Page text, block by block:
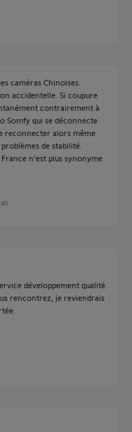
caméras Chinoises.
accidentelle. Si coupure
contrairement à
Somfy qui se déconnecte
reconnecter alors même
de stabilité.
n’est plus synonyme
développement qualité
rencontrez, je reviendrais